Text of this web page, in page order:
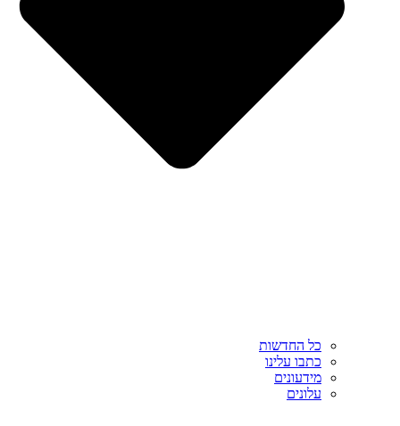
כל החדשות
כתבו עלינו
מידעונים
עלונים